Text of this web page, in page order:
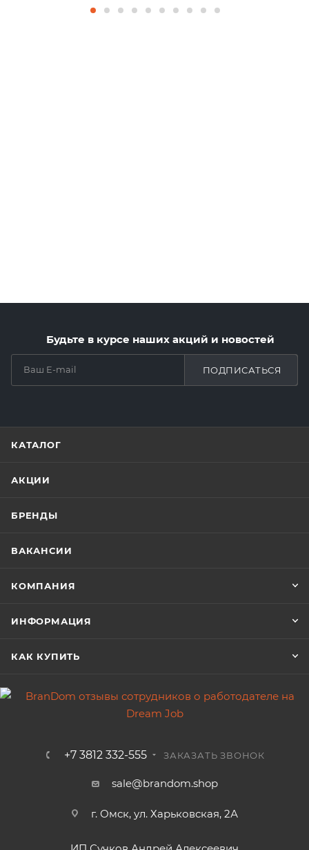
Будьте в курсе наших акций и новостей
ПОДПИСАТЬСЯ
КАТАЛОГ
АКЦИИ
БРЕНДЫ
ВАКАНСИИ
КОМПАНИЯ
ИНФОРМАЦИЯ
КАК КУПИТЬ
+7 3812 332-555 ЗАКАЗАТЬ ЗВОНОК
sale@brandom.shop
г. Омск, ул. Харьковская, 2А